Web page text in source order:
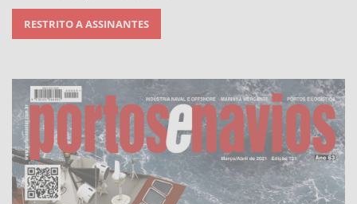
RESTRITO A ASSINANTES